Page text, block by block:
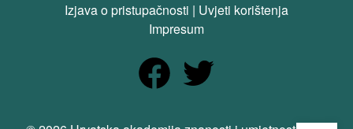
Izjava o pristupačnosti | Uvjeti korištenja
Impresum